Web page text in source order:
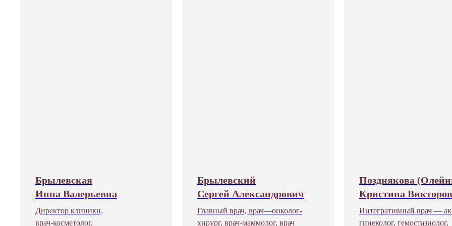
Брылевская
Инна Валерьевна
Директор клиники,
врач-косметолог,
Брылевский
Сергей Александрович
Главный врач, врач—онколог-
хирург, врач-маммолог, врач
Позднякова
Кристина
Интегративный врач —
гинеколог, гемостазиолог,